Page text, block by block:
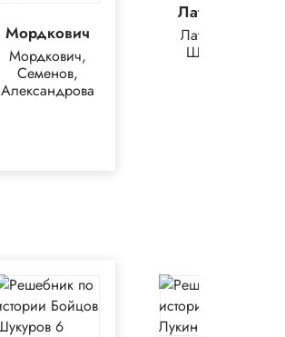
Мордкович
Мордкович,
Семенов,
Александрова
Латюшин
Латюшин,
Шапкин